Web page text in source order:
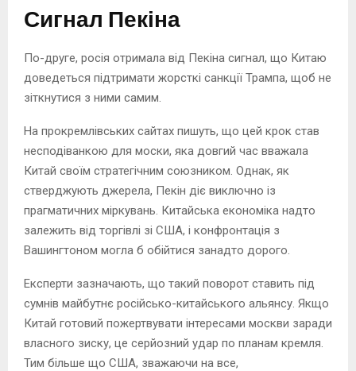
Сигнал Пекіна
По-друге, росія отримала від Пекіна сигнал, що Китаю
доведеться підтримати жорсткі санкції Трампа, щоб не
зіткнутися з ними самим.
На прокремлівських сайтах пишуть, що цей крок став
несподіванкою для моски, яка довгий час вважала
Китай своїм стратегічним союзником. Однак, як
стверджують джерела, Пекін діє виключно із
прагматичних міркувань. Китайська економіка надто
залежить від торгівлі зі США, і конфронтація з
Вашингтоном могла б обійтися занадто дорого.
Експерти зазначають, що такий поворот ставить під
сумнів майбутнє російсько-китайського альянсу. Якщо
Китай готовий пожертвувати інтересами москви заради
власного зиску, це серйозний удар по планам кремля.
Тим більше що США, зважаючи на все,